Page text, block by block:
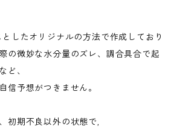
したオリジナルの方法で作成しており
の微妙な水分量のズレ、調合具合で起
ど、
信予想がつきません。
初期不良以外の状態で,